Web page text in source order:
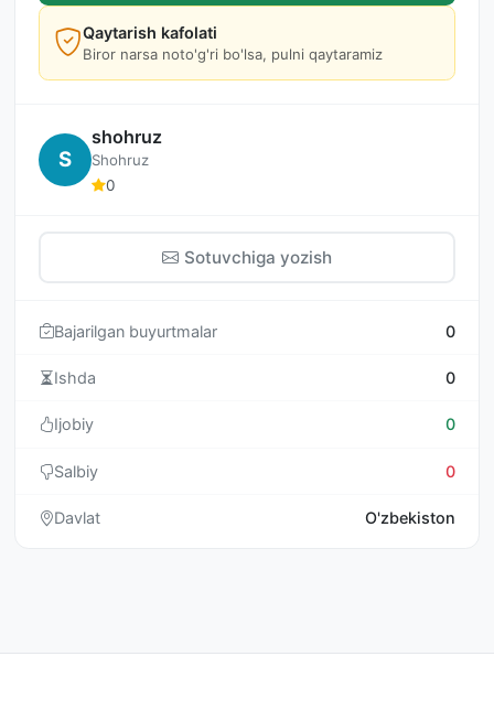
Qaytarish kafolati
Biror narsa noto'g'ri bo'lsa, pulni qaytaramiz
S
shohruz
Shohruz
0
Sotuvchiga yozish
Bajarilgan buyurtmalar 0
Ishda 0
Ijobiy 0
Salbiy 0
Davlat O'zbekiston